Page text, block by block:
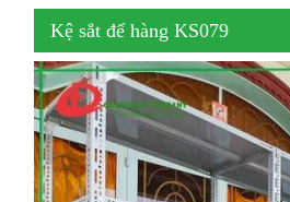
Kệ sắt để hàng KS079